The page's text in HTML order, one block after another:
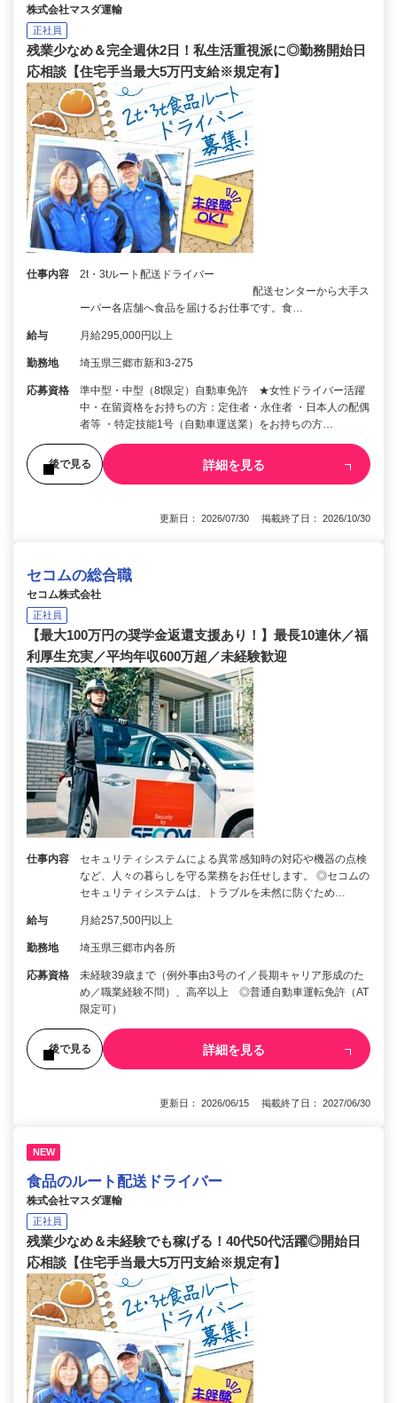
株式会社マスダ運輸
正社員
残業少なめ＆完全週休2日！私生活重視派に◎勤務開始日
応相談【住宅手当最大5万円支給※規定有】
仕事内容
2t・3tルート配送ドライバー
配送センターから大手ス
ーパー各店舗へ食品を届けるお仕事です。食…
給与 月給295,000円以上
勤務地 埼玉県三郷市新和3-275
応募資格
準中型・中型（8t限定）自動車免許 ★女性ドライバー活躍
中・在留資格をお持ちの方：定住者・永住者 ・日本人の配偶
者等 ・特定技能1号（自動車運送業）をお持ちの方…
後で見る 詳細を見る
更新日： 2026/07/30 掲載終了日： 2026/10/30
セコムの総合職
セコム株式会社
正社員
【最大100万円の奨学金返還支援あり！】最長10連休／福
利厚生充実／平均年収600万超／未経験歓迎
仕事内容
セキュリティシステムによる異常感知時の対応や機器の点検
など、人々の暮らしを守る業務をお任せします。 ◎セコムの
セキュリティシステムは、トラブルを未然に防ぐため…
給与 月給257,500円以上
勤務地 埼玉県三郷市内各所
応募資格
未経験39歳まで（例外事由3号のイ／長期キャリア形成のた
め／職業経験不問）、高卒以上 ◎普通自動車運転免許（AT
限定可）
後で見る 詳細を見る
更新日： 2026/06/15 掲載終了日： 2027/06/30
NEW
食品のルート配送ドライバー
株式会社マスダ運輸
正社員
残業少なめ＆未経験でも稼げる！40代50代活躍◎開始日
応相談【住宅手当最大5万円支給※規定有】